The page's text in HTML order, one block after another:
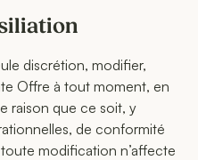
discrétion, modifier,
Offre à tout moment, en
raison que ce soit, y
de conformité
modification n’affecte